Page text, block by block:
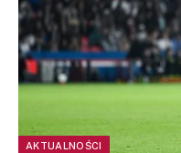
AKTUALNOŚCI